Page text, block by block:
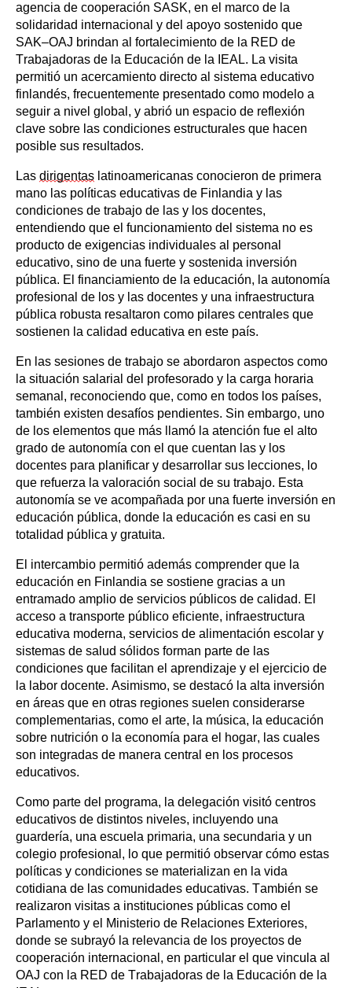
agencia de cooperación SASK, en el marco de la
solidaridad internacional y del apoyo sostenido que
SAK–OAJ brindan al fortalecimiento de la RED de
Trabajadoras de la Educación de la IEAL. La visita
permitió un acercamiento directo al sistema educativo
finlandés, frecuentemente presentado como modelo a
seguir a nivel global, y abrió un espacio de reflexión
clave sobre las condiciones estructurales que hacen
posible sus resultados.
Las dirigentas latinoamericanas conocieron de primera
mano las políticas educativas de Finlandia y las
condiciones de trabajo de las y los docentes,
entendiendo que el funcionamiento del sistema no es
producto de exigencias individuales al personal
educativo, sino de una fuerte y sostenida inversión
pública. El financiamiento de la educación, la autonomía
profesional de los y las docentes y una infraestructura
pública robusta resaltaron como pilares centrales que
sostienen la calidad educativa en este país.
En las sesiones de trabajo se abordaron aspectos como
la situación salarial del profesorado y la carga horaria
semanal, reconociendo que, como en todos los países,
también existen desafíos pendientes. Sin embargo, uno
de los elementos que más llamó la atención fue el alto
grado de autonomía con el que cuentan las y los
docentes para planificar y desarrollar sus lecciones, lo
que refuerza la valoración social de su trabajo. Esta
autonomía se ve acompañada por una fuerte inversión en
educación pública, donde la educación es casi en su
totalidad pública y gratuita.
El intercambio permitió además comprender que la
educación en Finlandia se sostiene gracias a un
entramado amplio de servicios públicos de calidad. El
acceso a transporte público eficiente, infraestructura
educativa moderna, servicios de alimentación escolar y
sistemas de salud sólidos forman parte de las
condiciones que facilitan el aprendizaje y el ejercicio de
la labor docente. Asimismo, se destacó la alta inversión
en áreas que en otras regiones suelen considerarse
complementarias, como el arte, la música, la educación
sobre nutrición o la economía para el hogar, las cuales
son integradas de manera central en los procesos
educativos.
Como parte del programa, la delegación visitó centros
educativos de distintos niveles, incluyendo una
guardería, una escuela primaria, una secundaria y un
colegio profesional, lo que permitió observar cómo estas
políticas y condiciones se materializan en la vida
cotidiana de las comunidades educativas. También se
realizaron visitas a instituciones públicas como el
Parlamento y el Ministerio de Relaciones Exteriores,
donde se subrayó la relevancia de los proyectos de
cooperación internacional, en particular el que vincula al
OAJ con la RED de Trabajadoras de la Educación de la